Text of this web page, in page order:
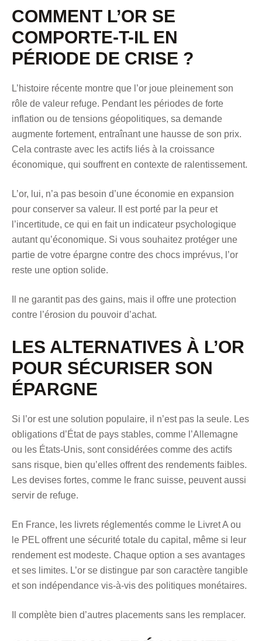
COMMENT L’OR SE
COMPORTE-T-IL EN
PÉRIODE DE CRISE ?
L’histoire récente montre que l’or joue pleinement son
rôle de valeur refuge. Pendant les périodes de forte
inflation ou de tensions géopolitiques, sa demande
augmente fortement, entraînant une hausse de son prix.
Cela contraste avec les actifs liés à la croissance
économique, qui souffrent en contexte de ralentissement.
L’or, lui, n’a pas besoin d’une économie en expansion
pour conserver sa valeur. Il est porté par la peur et
l’incertitude, ce qui en fait un indicateur psychologique
autant qu’économique. Si vous souhaitez protéger une
partie de votre épargne contre des chocs imprévus, l’or
reste une option solide.
Il ne garantit pas des gains, mais il offre une protection
contre l’érosion du pouvoir d’achat.
LES ALTERNATIVES À L’OR
POUR SÉCURISER SON
ÉPARGNE
Si l’or est une solution populaire, il n’est pas la seule. Les
obligations d’État de pays stables, comme l’Allemagne
ou les États-Unis, sont considérées comme des actifs
sans risque, bien qu’elles offrent des rendements faibles.
Les devises fortes, comme le franc suisse, peuvent aussi
servir de refuge.
En France, les livrets réglementés comme le Livret A ou
le PEL offrent une sécurité totale du capital, même si leur
rendement est modeste. Chaque option a ses avantages
et ses limites. L’or se distingue par son caractère tangible
et son indépendance vis-à-vis des politiques monétaires.
Il complète bien d’autres placements sans les remplacer.